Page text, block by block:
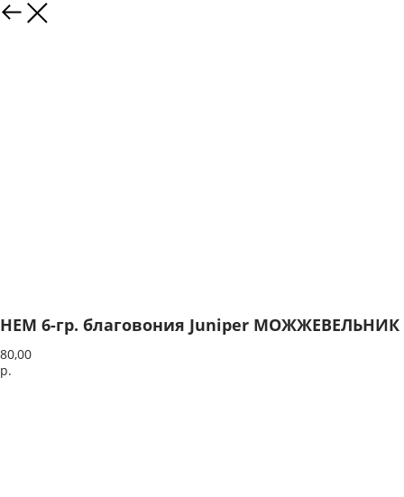
HEM 6-гр. благовония Juniper МОЖЖЕВЕЛЬНИК
80,00
р.